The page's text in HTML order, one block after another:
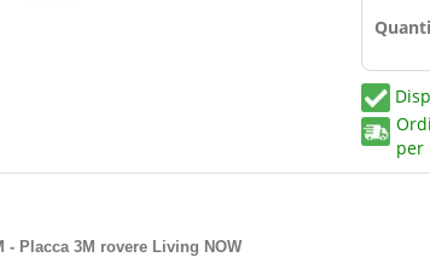
per
- Placca 3M rovere Living NOW